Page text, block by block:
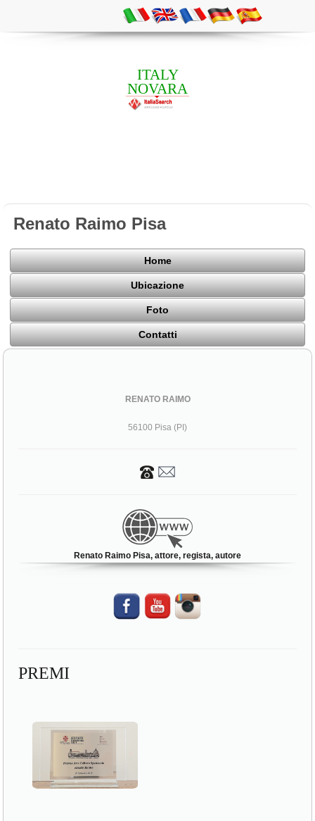
ITALY
NOVARA
Renato Raimo Pisa
Home
Ubicazione
Foto
Contatti
RENATO RAIMO
56100 Pisa (PI)
Renato Raimo Pisa, attore, regista, autore
PREMI